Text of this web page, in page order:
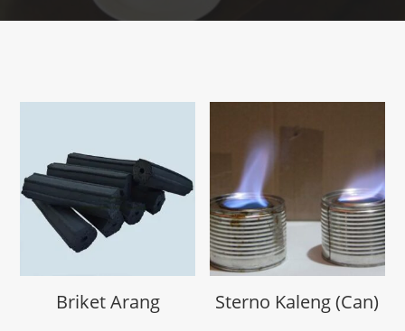
Briket Arang Sterno Kaleng (Can)